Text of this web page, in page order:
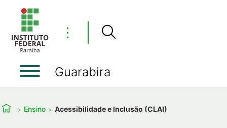
⋮
Guarabira
Ensino Acessibilidade e Inclusão (CLAI)